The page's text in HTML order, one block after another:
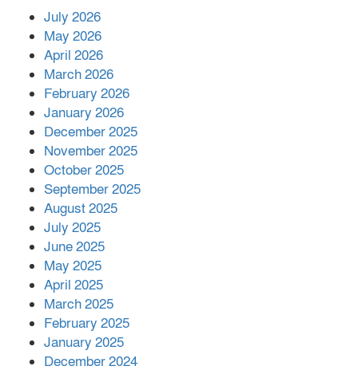
পর ফোন তারেক রহমানের,গ্যাস সঙ্কট
July 2026
May 2026
April 2026
March 2026
February 2026
January 2026
December 2025
November 2025
October 2025
September 2025
August 2025
July 2025
June 2025
May 2025
April 2025
March 2025
February 2025
January 2025
December 2024